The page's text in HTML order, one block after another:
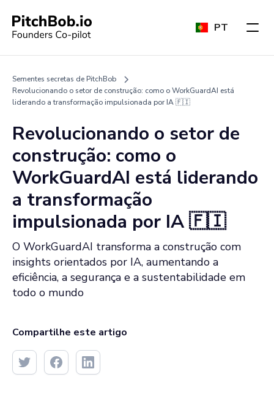
PT
Sementes secretas de PitchBob
Revolucionando o setor de construção: como o WorkGuardAI está
liderando a transformação impulsionada por IA 🇫🇮
Revolucionando o setor de
construção: como o
WorkGuardAI está liderando
a transformação
impulsionada por IA 🇫🇮
O WorkGuardAI transforma a construção com
insights orientados por IA, aumentando a
eficiência, a segurança e a sustentabilidade em
todo o mundo
Compartilhe este artigo